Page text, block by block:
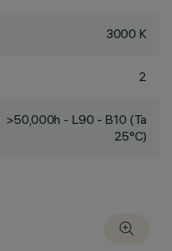
3000 K
2
>50,000h - L90 - B10 (Ta
25°C)